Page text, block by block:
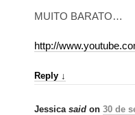
MUITO BARATO…
http://
Reply ↓
Jessica said on 30 de